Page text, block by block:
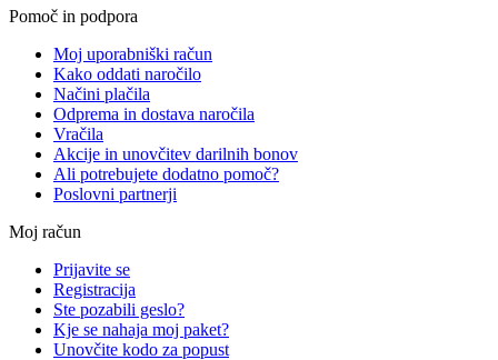
Pomoč in podpora
Moj uporabniški račun
Kako oddati naročilo
Načini plačila
Odprema in dostava naročila
Vračila
Akcije in unovčitev darilnih bonov
Ali potrebujete dodatno pomoč?
Poslovni partnerji
Moj račun
Prijavite se
Registracija
Ste pozabili geslo?
Kje se nahaja moj paket?
Unovčite kodo za popust